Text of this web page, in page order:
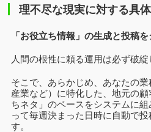
理不尽な現実に対する具
「お役立ち情報」の生成と投稿
人間の根性に頼る運用は必ず破綻
そこで、あらかじめ、あなたの
産業など）に特化した、地元の
ちネタ」のベースをシステムに
って毎週決まった日時に自動で
す。